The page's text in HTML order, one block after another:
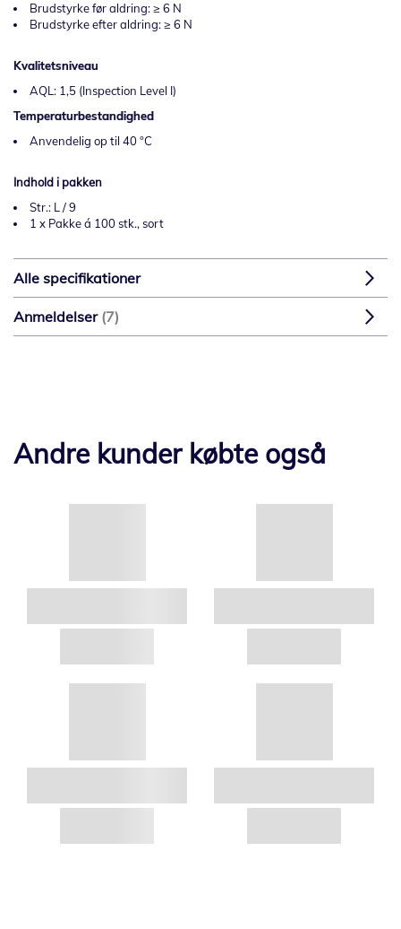
Brudstyrke før aldring: ≥ 6 N
Brudstyrke efter aldring: ≥ 6 N
Kvalitetsniveau
AQL: 1,5 (Inspection Level I)
Temperaturbestandighed
Anvendelig op til 40 °C
Indhold i pakken
Str.: L / 9
1 x Pakke á 100 stk., sort
Alle specifikationer
Anmeldelser 7
Andre kunder købte også